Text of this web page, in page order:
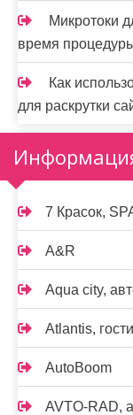
Микротоки
время
Как
для раскрутки
7 Красок,
A&R
Aqua city,
Atlantis,
AutoBoom
AVTO-RAD,